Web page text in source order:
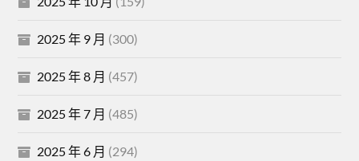
2025 年 9 月 (300)
2025 年 8 月 (457)
2025 年 7 月 (485)
2025 年 6 月 (294)